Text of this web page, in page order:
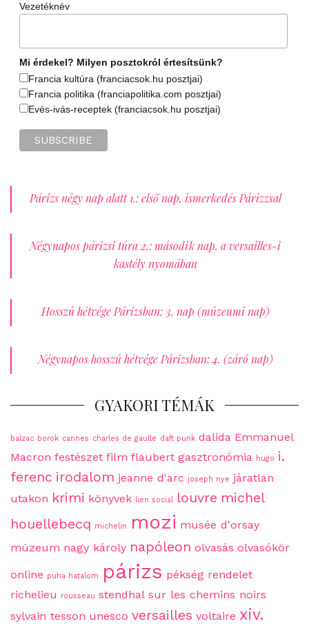
Vezetéknév
Mi érdekel? Milyen posztokról értesítsünk?
Francia kultúra (franciacsok.hu posztjai)
Francia politika (franciapolitika.com posztjai)
Evés-ivás-receptek (franciacsok.hu posztjai)
Párizs négy nap alatt 1.: első nap, ismerkedés Párizzsal
Négynapos párizsi túra 2.: második nap, a versailles-i
kastély nyomában
Hosszú hétvége Párizsban: 3. nap (múzeumi nap)
Négynapos hosszú hétvége Párizsban: 4. (záró nap)
GYAKORI TÉMÁK
balzac borok cannes charles de gaulle daft punk dalida Emmanuel
Macron festészet film flaubert gasztronómia hugo i.
ferenc irodalom jeanne d'arc joseph nye járatlan
utakon krimi könyvek lien social louvre michel
houellebecq michelin mozi musée d'orsay
múzeum nagy károly napóleon olvasás olvasókör
online puha hatalom párizs pékség rendelet
richelieu
rousseau stendhal sur les chemins noirs
sylvain tesson unesco versailles voltaire xiv.